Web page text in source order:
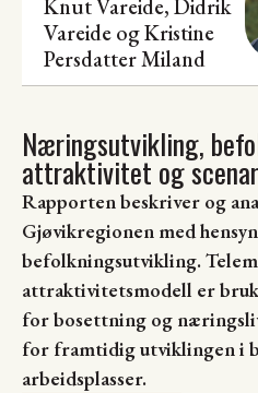
Knut Vareide, Didrik
Vareide ogKristine
Persdatter Miland
Næringsutvikling,
attraktivitet og
Rapporten beskriver og
Gjøvikregionen med
befolkningsutvikling.
attraktivitetsmodell er
for bosettning og
for framtidig utviklingen i
arbeidsplasser.